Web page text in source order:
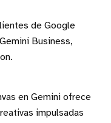
de Google
Business,
en Gemini ofrece
impulsadas